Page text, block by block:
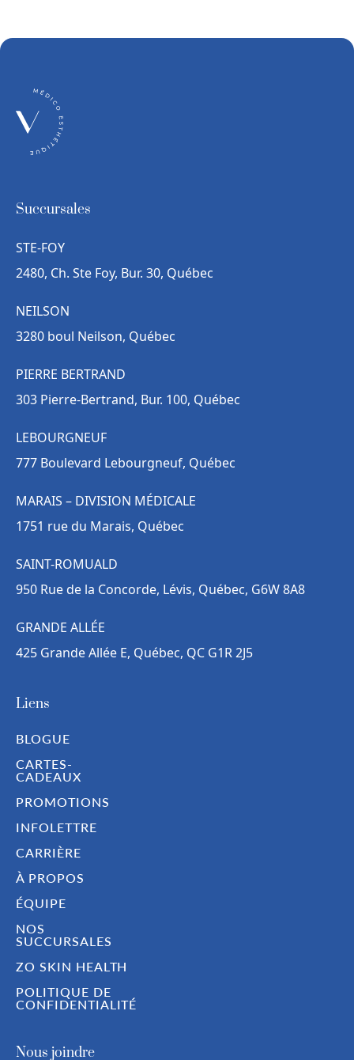
Succursales
STE-FOY
2480, Ch. Ste Foy, Bur. 30, Québec
NEILSON
3280 boul Neilson, Québec
PIERRE BERTRAND
303 Pierre-Bertrand, Bur. 100, Québec
LEBOURGNEUF
777 Boulevard Lebourgneuf, Québec
MARAIS – DIVISION MÉDICALE
1751 rue du Marais, Québec
SAINT-ROMUALD
950 Rue de la Concorde, Lévis, Québec, G6W 8A8
GRANDE ALLÉE
425 Grande Allée E, Québec, QC G1R 2J5
Liens
BLOGUE
CARTES-
CADEAUX
PROMOTIONS
INFOLETTRE
CARRIÈRE
À PROPOS
ÉQUIPE
NOS
SUCCURSALES
ZO SKIN HEALTH
POLITIQUE DE
CONFIDENTIALITÉ
Nous joindre